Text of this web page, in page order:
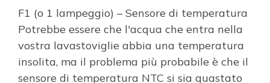
F1 (o 1 lampeggio) – Sensore di temperatura
Potrebbe essere che l'acqua che entra nella
vostra lavastoviglie abbia una temperatura
insolita, ma il problema più probabile è che il
sensore di temperatura NTC si sia guastato